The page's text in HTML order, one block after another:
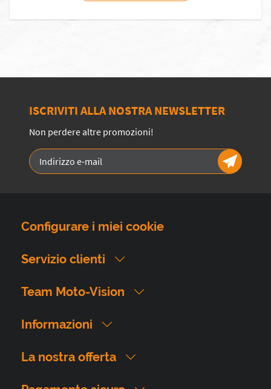
ISCRIVITI ALLA NOSTRA NEWSLETTER
Non perdere altre promozioni!
Configurare i miei cookie
Servizio clienti
Team Moto-Vision
Informazioni
La nostra offerta